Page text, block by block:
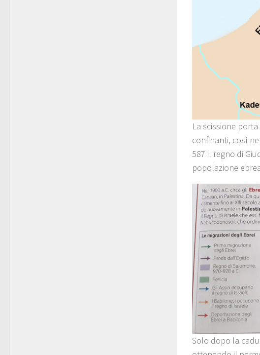
La scissione
confinanti, così
587 il regno di
popolazione
Solo dopo la